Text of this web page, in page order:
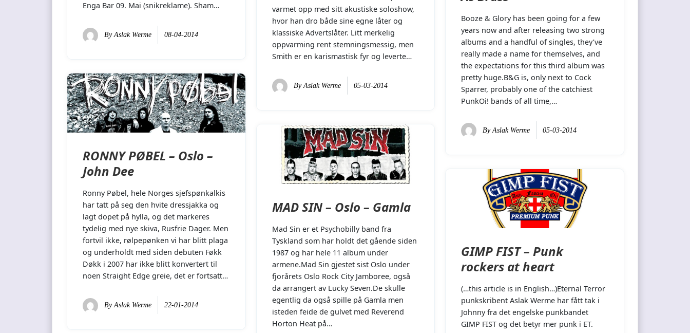
Enga Bar 09. Mai (snikreklame). Sham…
ByAslak Werme 08-04-2014
varmet opp med sitt akustiske soloshow,
hvor han dro både sine egne låter og
klassiske Advertslåter. Litt merkelig
oppvarming rent stemningsmessig, men
Smith er en karismastisk fyr og leverte…
ByAslak Werme 05-03-2014
Booze & Glory has been going for a few
years now and after releasing two strong
albums and a handful of singles, they’ve
really made a name for themselves, and
the expectations for this third album was
pretty huge.B&G is, only next to Cock
Sparrer, probably one of the catchiest
PunkOi! bands of all time,…
ByAslak Werme 05-03-2014
RONNY PØBEL – Oslo –
John Dee
Ronny Pøbel, hele Norges sjefspønkalkis
har tatt på seg den hvite dressjakka og
lagt dopet på hylla, og det markeres
tydelig med nye skiva, Rusfrie Dager. Men
fortvil ikke, rølpepønken vi har blitt plaga
og underholdt med siden debuten Føkk
Døkk i 2007 har ikke blitt konvertert til
noen Straight Edge greie, det er fortsatt…
ByAslak Werme 22-01-2014
MAD SIN – Oslo – Gamla
Mad Sin er et Psychobilly band fra
Tyskland som har holdt det gående siden
1987 og har hele 11 album under
armene.Mad Sin gjestet sist Oslo under
fjorårets Oslo Rock City Jamboree, også
da arrangert av Lucky Seven.De skulle
egentlig da også spille på Gamla men
isteden feide de gulvet med Reverend
Horton Heat på…
GIMP FIST – Punk
rockers at heart
(…this article is in English…)Eternal Terror
punkskribent Aslak Werme har fått tak i
Johnny fra det engelske punkbandet
GIMP FIST og det betyr mer punk i ET.